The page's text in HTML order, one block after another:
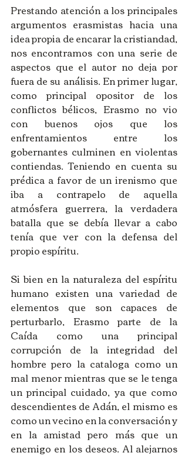
Prestando atención a los principales
argumentos erasmistas hacia una
idea propia de encarar la cristiandad,
nos encontramos con una serie de
aspectos que el autor no deja por
fuera de su análisis. En primer lugar,
como principal opositor de los
conflictos bélicos, Erasmo no vio
con buenos ojos que los
enfrentamientos entre los
gobernantes culminen en violentas
contiendas. Teniendo en cuenta su
prédica a favor de un irenismo que
iba a contrapelo de aquella
atmósfera guerrera, la verdadera
batalla que se debía llevar a cabo
tenía que ver con la defensa del
propio espíritu.
Si bien en la naturaleza del espíritu
humano existen una variedad de
elementos que son capaces de
perturbarlo, Erasmo parte de la
Caída como una principal
corrupción de la integridad del
hombre pero la cataloga como un
mal menor mientras que se le tenga
un principal cuidado, ya que como
descendientes de Adán, el mismo es
como un vecino en la conversación y
en la amistad pero más que un
enemigo en los deseos. Al alejarnos